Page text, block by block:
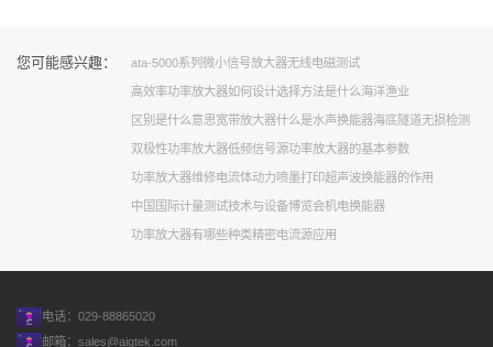
您可能感兴趣： ata-5000系列微小信号放大器无线电磁测试
高效率功率放大器如何设计选择方法是什么海洋渔业
区别是什么意思宽带放大器什么是水声换能器海底隧道无损检测
双极性功率放大器低频信号源功率放大器的基本参数
功率放大器维修电流体动力喷墨打印超声波换能器的作用
中国国际计量测试技术与设备博览会机电换能器
功率放大器有哪些种类精密电流源应用
电话：029-88865020
邮箱： sales@aigtek.com